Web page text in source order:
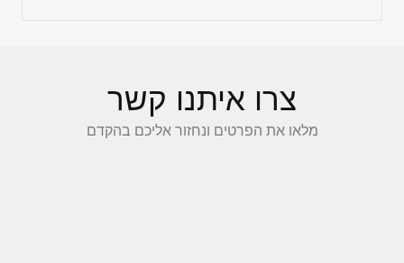
צרו איתנו קשר
מלאו את הפרטים ונחזור אליכם בהקדם